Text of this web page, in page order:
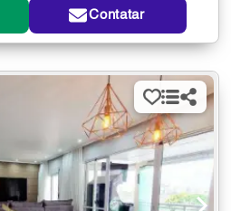
Contatar